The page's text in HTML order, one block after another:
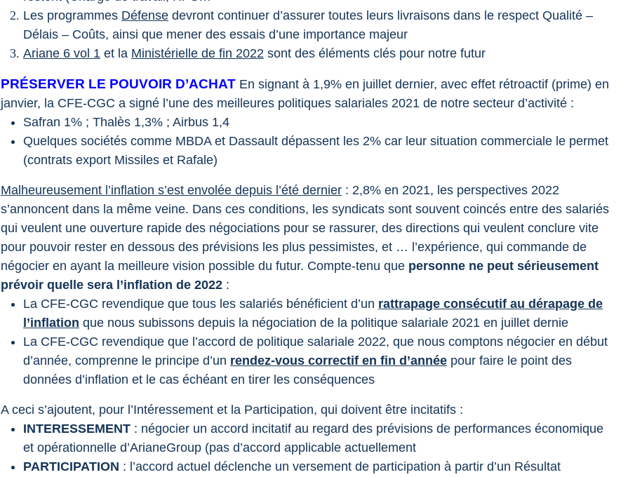
Les programmes Défense devront continuer d’assurer toutes leurs livraisons dans le respect Qualité –
Délais – Coûts, ainsi que mener des essais d’une importance majeur
Ariane 6 vol 1 et la Ministérielle de fin 2022 sont des éléments clés pour notre futur
PRÉSERVER LE POUVOIR D’ACHAT En signant à 1,9% en juillet dernier, avec effet rétroactif (prime) en
janvier, la CFE-CGC a signé l’une des meilleures politiques salariales 2021 de notre secteur d’activité :
Safran 1% ; Thalès 1,3% ; Airbus 1,4
Quelques sociétés comme MBDA et Dassault dépassent les 2% car leur situation commerciale le permet
(contrats export Missiles et Rafale)
Malheureusement l’inflation s’est envolée depuis l’été dernier : 2,8% en 2021, les perspectives 2022
s’annoncent dans la même veine. Dans ces conditions, les syndicats sont souvent coincés entre des salariés
qui veulent une ouverture rapide des négociations pour se rassurer, des directions qui veulent conclure vite
pour pouvoir rester en dessous des prévisions les plus pessimistes, et … l’expérience, qui commande de
négocier en ayant la meilleure vision possible du futur. Compte-tenu que personne ne peut sérieusement
prévoir quelle sera l’inflation de 2022 :
La CFE-CGC revendique que tous les salariés bénéficient d’un rattrapage consécutif au dérapage de
l’inflation que nous subissons depuis la négociation de la politique salariale 2021 en juillet dernie
La CFE-CGC revendique que l’accord de politique salariale 2022, que nous comptons négocier en début
d’année, comprenne le principe d’un rendez-vous correctif en fin d’année pour faire le point des
données d’inflation et le cas échéant en tirer les conséquences
A ceci s’ajoutent, pour l’Intéressement et la Participation, qui doivent être incitatifs :
INTERESSEMENT : négocier un accord incitatif au regard des prévisions de performances économique
et opérationnelle d’ArianeGroup (pas d’accord applicable actuellement
PARTICIPATION : l’accord actuel déclenche un versement de participation à partir d’un Résultat